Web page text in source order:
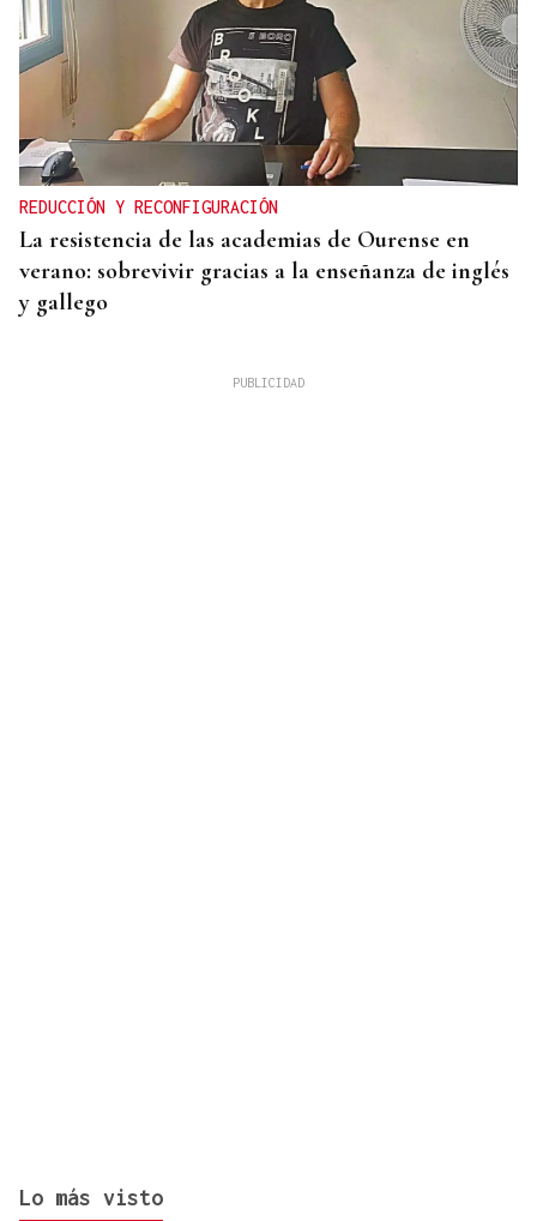
REDUCCIÓN Y RECONFIGURACIÓN
La resistencia de las academias de Ourense en
verano: sobrevivir gracias a la enseñanza de inglés
y gallego
Lo más visto